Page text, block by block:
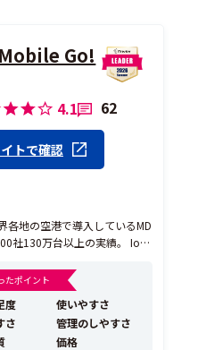
Go!
4.1 62
トで確認
各地の空港で導入しているMD
130万台以上の実績。 IoT-
アプリや機能を自動切替 ジオ
トです。 【ジオフェ
たポイント
度
使いやすさ
さ
管理のしやすさ
価格